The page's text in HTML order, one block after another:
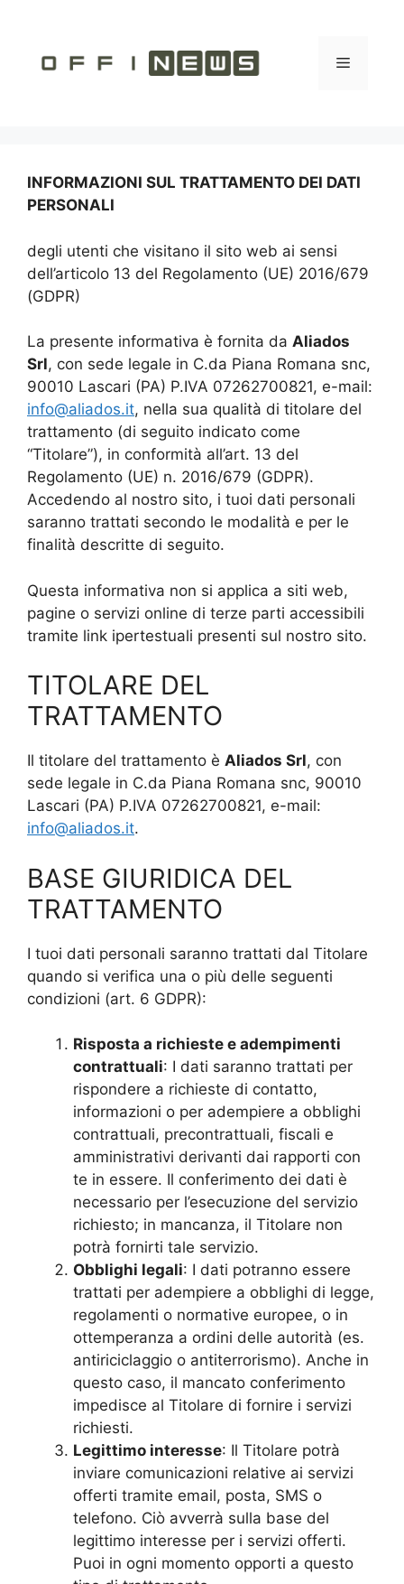
contenuto
Menu
INFORMAZIONI SUL TRATTAMENTO DEI DATI
PERSONALI
degli utenti che visitano il sito web ai sensi
dell’articolo 13 del Regolamento (UE) 2016/679
(GDPR)
La presente informativa è fornita da Aliados
Srl, con sede legale in C.da Piana Romana snc,
90010 Lascari (PA) P.IVA 07262700821, e-mail:
info@aliados.it, nella sua qualità di titolare del
trattamento (di seguito indicato come
“Titolare”), in conformità all’art. 13 del
Regolamento (UE) n. 2016/679 (GDPR).
Accedendo al nostro sito, i tuoi dati personali
saranno trattati secondo le modalità e per le
finalità descritte di seguito.
Questa informativa non si applica a siti web,
pagine o servizi online di terze parti accessibili
tramite link ipertestuali presenti sul nostro sito.
TITOLARE DEL
TRATTAMENTO
Il titolare del trattamento è Aliados Srl, con
sede legale in C.da Piana Romana snc, 90010
Lascari (PA) P.IVA 07262700821, e-mail:
info@aliados.it.
BASE GIURIDICA DEL
TRATTAMENTO
I tuoi dati personali saranno trattati dal Titolare
quando si verifica una o più delle seguenti
condizioni (art. 6 GDPR):
Risposta a richieste e adempimenti
contrattuali: I dati saranno trattati per
rispondere a richieste di contatto,
informazioni o per adempiere a obblighi
contrattuali, precontrattuali, fiscali e
amministrativi derivanti dai rapporti con
te in essere. Il conferimento dei dati è
necessario per l’esecuzione del servizio
richiesto; in mancanza, il Titolare non
potrà fornirti tale servizio.
Obblighi legali: I dati potranno essere
trattati per adempiere a obblighi di legge,
regolamenti o normative europee, o in
ottemperanza a ordini delle autorità (es.
antiriciclaggio o antiterrorismo). Anche in
questo caso, il mancato conferimento
impedisce al Titolare di fornire i servizi
richiesti.
Legittimo interesse: Il Titolare potrà
inviare comunicazioni relative ai servizi
offerti tramite email, posta, SMS o
telefono. Ciò avverrà sulla base del
legittimo interesse per i servizi offerti.
Puoi in ogni momento opporti a questo